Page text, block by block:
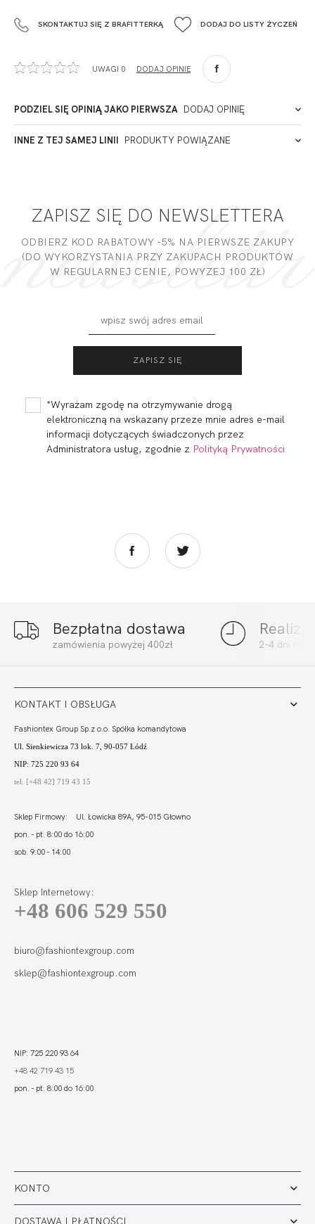
Fashiontex Group Sp.z o.o. Spółka komandytowa
+48 42 719 43 15
90-057
Polska
ADRES PUNKTU KONTAKTOWEGO
SKONTAKTUJ SIĘ Z BRAFITTERKĄ DODAJ DO LISTY ŻYCZEŃ
UWAGI 0 DODAJ OPINIĘ
PODZIEL SIĘ OPINIĄ JAKO PIERWSZA DODAJ OPINIĘ
Miałeś już kontakt z naszym produktem? Zostaw opinię
INNE Z TEJ SAMEJ LINII PRODUKTY POWIĄZANE
KAWA
242,00 zł
MULTI
WIELOFUNKCYJNY...
255,00 zł
FORTUNA
COMFORT BRA
FORTUNA
FORTUNA
ZAPISZ SIĘ DO NEWSLETTERA
ODBIERZ KOD RABATOWY -5% NA PIERWSZE ZAKUPY
(DO WYKORZYSTANIA PRZY ZAKUPACH PRODUKTÓW
W REGULARNEJ CENIE, POWYZEJ 100 ZŁ)
*Wyrażam zgodę na otrzymywanie drogą
elektroniczną na wskazany przeze mnie adres e-mail
informacji dotyczących świadczonych przez
Administratora usług, zgodnie z Polityką Prywatności
Bezpłatna dostawa
zamówienia powyżej 400zł 2-4 dni
KONTO
DOSTAWA I PŁATNOŚCI
KONTAKT I OBSŁUGA
Fashiontex Group Sp.z o.o. Spółka komandytowa
Ul. Sienkiewicza 73 lok. 7, 90-057 Łódź
NIP: 725 220 93 64
tel. [+48 42] 719 43 15
Sklep Firmowy: Ul. Łowicka 89A, 95-015 Głowno
pon. - pt. 8:00 do 16:00
sob. 9:00 - 14:00
Sklep Internetowy:
+48 606 529 550
biuro@fashiontexgroup.com
sklep@fashiontexgroup.com
NIP: 725 220 93 64
+48 42 719 43 15
pon. - pt. 8:00 do 16:00